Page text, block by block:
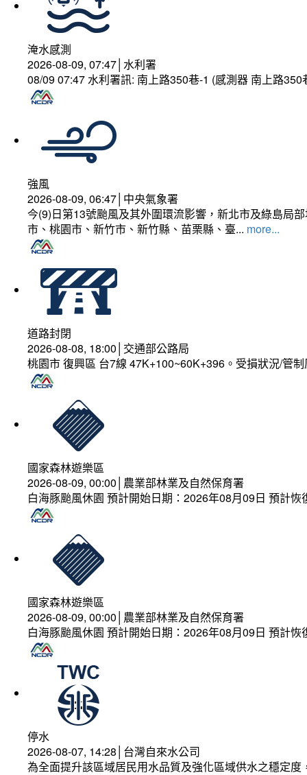
淹水感測
2026-08-09, 07:47│水利署
08/09 07:47 水利署訊: 南上路350巷-1 (感測器 南上路
強風
2026-08-09, 06:47│中央氣象署
今(9)日第13號颱風及其外圍環流影響，新北市及綠島局
市、桃園市、新竹市、新竹縣、苗栗縣、臺... more...
道路封閉
2026-08-08, 18:00│交通部公路局
桃園市 復興區 台7線 47K+100~60K+396。受損狀況/管
國家森林遊樂區
2026-08-09, 00:00│農業部林業及自然保育署
白海豚颱風休園 預計開始日期：2026年08月09日 預計
國家森林遊樂區
2026-08-09, 00:00│農業部林業及自然保育署
白海豚颱風休園 預計開始日期：2026年08月09日 預計
停水
2026-08-07, 14:28│台灣自來水公司
為全面提升該區域居民用水品質及強化區域供水之穩定